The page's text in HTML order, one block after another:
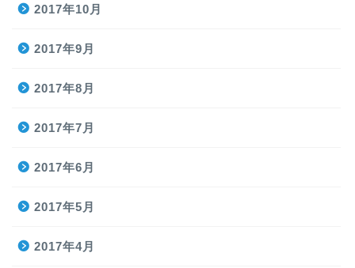
2017年10月
2017年9月
2017年8月
2017年7月
2017年6月
2017年5月
2017年4月